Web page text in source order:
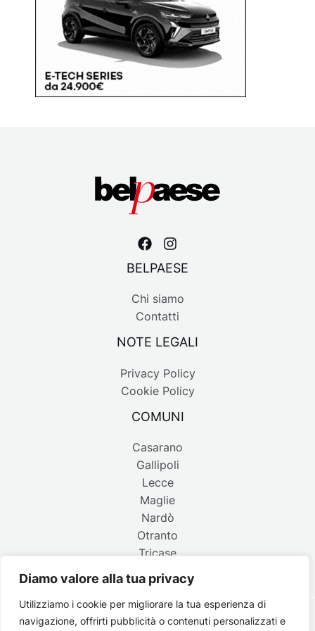
Diamo valore alla tua privacy
Utilizziamo i cookie per migliorare la tua esperienza di
navigazione, offrirti pubblicità o contenuti personalizzati e
BELPAESE
Chi siamo
Contatti
NOTE LEGALI
Privacy Policy
Cookie Policy
COMUNI
Casarano
Gallipoli
Lecce
Maglie
Nardò
Otranto
Tricase